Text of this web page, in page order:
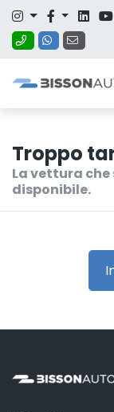
Troppo
La vettura
disponibile.